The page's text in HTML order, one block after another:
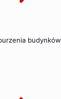
budynków